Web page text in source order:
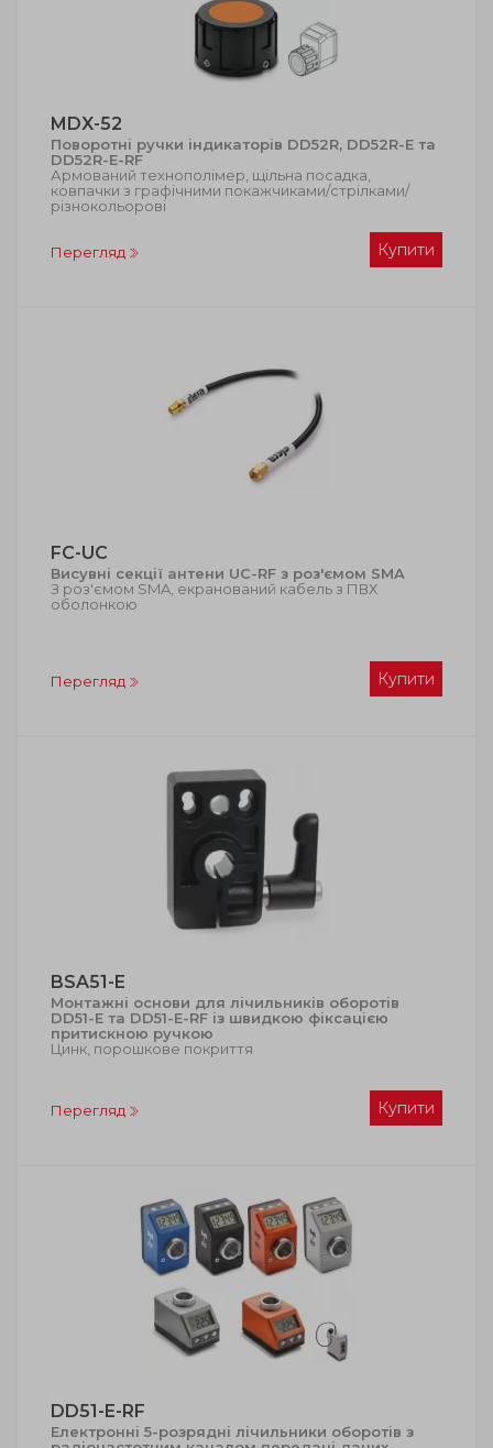
MDX-52
Поворотні ручки індикаторів DD52R, DD52R-E та
DD52R-E-RF
Армований технополімер, щільна посадка,
ковпачки з графічними покажчиками/стрілками/
різнокольорові
Перегляд Купити
FC-UC
Висувні секції антени UC-RF з роз'ємом SMA
З роз'ємом SMA, екранований кабель з ПВХ
оболонкою
Перегляд Купити
BSA51-E
Монтажні основи для лічильників оборотів
DD51-E та DD51-E-RF із швидкою фіксацією
притискною ручкою
Цинк, порошкове покриття
Перегляд Купити
DD51-E-RF
Електронні 5-розрядні лічильники оборотів з